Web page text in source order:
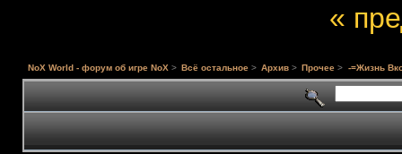
«
NoX World - форум об игре NoX > Всё остальное > Архив > Прочее > -=Жизнь